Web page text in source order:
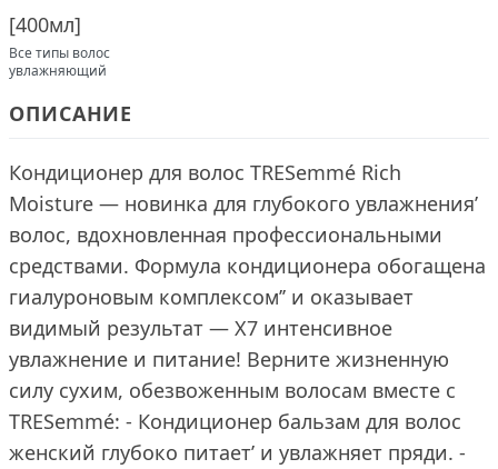
[400мл]
Все типы волос
увлажняющий
ОПИСАНИЕ
Кондиционер для волос TRESemmé Rich
Moisture — новинка для глубокого увлажнения’
волос, вдохновленная профессиональными
средствами. Формула кондиционера обогащена
гиалуроновым комплексом’’ и оказывает
видимый результат — Х7 интенсивное
увлажнение и питание! Верните жизненную
силу сухим, обезвоженным волосам вместе с
TRESemmé: - Кондиционер бальзам для волос
женский глубоко питает’ и увлажняет пряди. -